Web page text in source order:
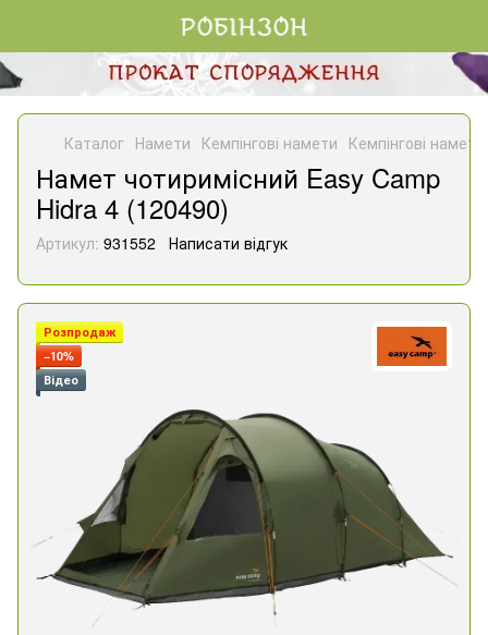
Каталог Намети Кемпінгові намети Кемпінгові
Намет чотиримісний Easy Camp
Hidra 4 (120490)
Артикул: 931552 Написати відгук
Розпродаж
−10%
Відео